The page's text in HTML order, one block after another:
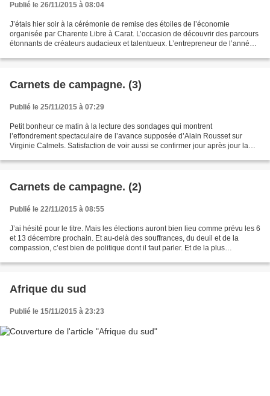
Publié le 26/11/2015 à 08:04
J’étais hier soir à la cérémonie de remise des étoiles de l’économie
organisée par Charente Libre à Carat. L’occasion de découvrir des parcours
étonnants de créateurs audacieux et talentueux. L’entrepreneur de l’année
Carnets de campagne. (3)
Publié le 25/11/2015 à 07:29
Petit bonheur ce matin à la lecture des sondages qui montrent
l’effondrement spectaculaire de l’avance supposée d’Alain Rousset sur
Virginie Calmels. Satisfaction de voir aussi se confirmer jour après jour la
Carnets de campagne. (2)
Publié le 22/11/2015 à 08:55
J’ai hésité pour le titre. Mais les élections auront bien lieu comme prévu les 6
et 13 décembre prochain. Et au-delà des souffrances, du deuil et de la
compassion, c’est bien de politique dont il faut parler. Et de la plus
Afrique du sud
Publié le 15/11/2015 à 23:23